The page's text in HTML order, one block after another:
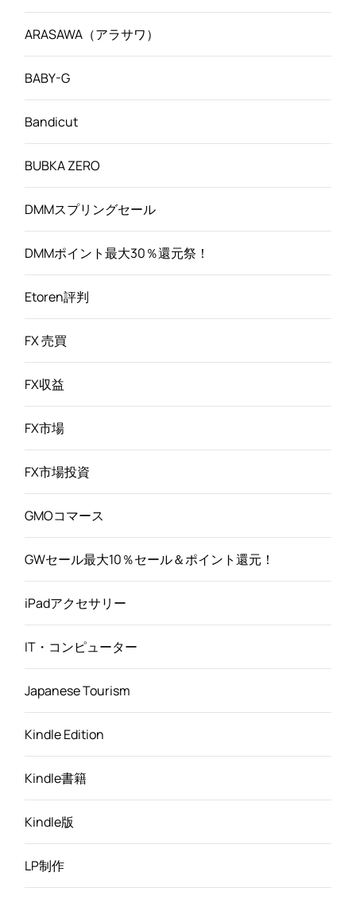
ARASAWA（アラサワ）
BABY-G
Bandicut
BUBKA ZERO
DMMスプリングセール
DMMポイント最大30％還元祭！
Etoren評判
FX 売買
FX収益
FX市場
FX市場投資
GMOコマース
GWセール最大10％セール＆ポイント還元！
iPadアクセサリー
IT・コンピューター
Japanese Tourism
Kindle Edition
Kindle書籍
Kindle版
LP制作